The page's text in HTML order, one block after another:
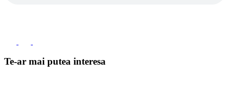
Te-ar mai putea interesa